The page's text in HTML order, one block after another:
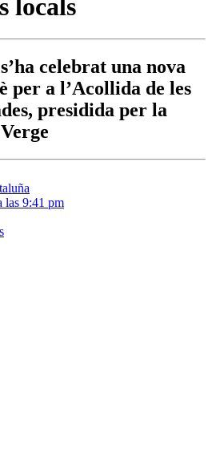
locals
celebrat una nova
per a l’Acollida de les
presidida per la
las 9:41 pm